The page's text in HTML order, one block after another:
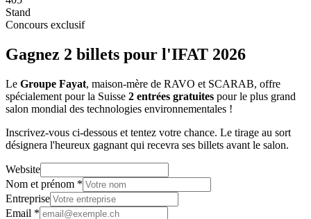
Stand
Concours exclusif
Gagnez 2 billets pour l'IFAT 2026
Le Groupe Fayat, maison-mère de RAVO et SCARAB, offre
spécialement pour la Suisse 2 entrées gratuites pour le plus grand
salon mondial des technologies environnementales !
Inscrivez-vous ci-dessous et tentez votre chance. Le tirage au sort
désignera l'heureux gagnant qui recevra ses billets avant le salon.
Website
Nom et prénom *
Entreprise
Email *